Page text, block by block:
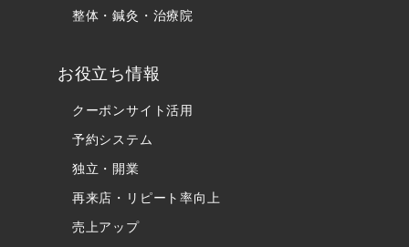
整体・鍼灸・治療院
お役立ち情報
クーポンサイト活用
予約システム
独立・開業
再来店・リピート率向上
売上アップ